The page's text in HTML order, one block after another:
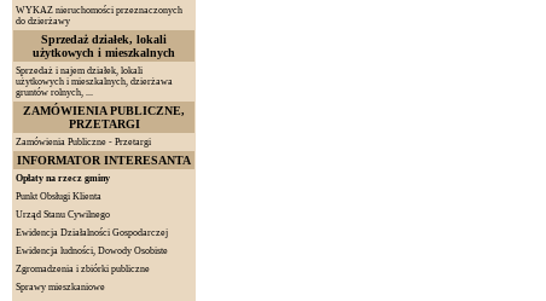
WYKAZ nieruchomości przeznaczonych
do dzierżawy
Sprzedaż działek, lokali
użytkowych i mieszkalnych
Sprzedaż i najem działek, lokali
użytkowych i mieszkalnych, dzierżawa
gruntów rolnych, ...
ZAMÓWIENIA PUBLICZNE,
PRZETARGI
Zamówienia Publiczne - Przetargi
INFORMATOR INTERESANTA
Opłaty na rzecz gminy
Punkt Obsługi Klienta
Urząd Stanu Cywilnego
Ewidencja Działalności Gospodarczej
Ewidencja ludności, Dowody Osobiste
Zgromadzenia i zbiórki publiczne
Sprawy mieszkaniowe